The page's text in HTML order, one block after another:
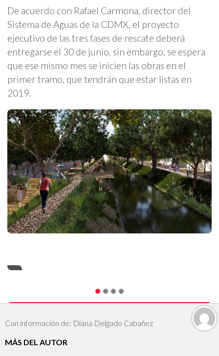
De acuerdo con Rafael Carmona, director del
Sistema de Aguas de la CDMX, el proyecto
ejecutivo de las tres fases de rescate deberá
entregarse el 30 de junio, sin embargo, se espera
que ese mismo mes se inicien las obras en el
primer tramo, que tendrán que estar listas en
2019.
Con información de: Diana Delgado Cabañez
MÁS DEL AUTOR